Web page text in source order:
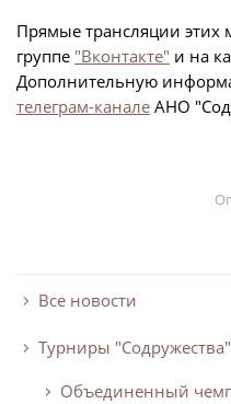
О турнире
Архив турниров
Все новости
Турниры "Содружества"
Объединенный
Прямые трансляции этих
группе "Вконтакте" и на
Дополнительную
телеграм-каналеАНО